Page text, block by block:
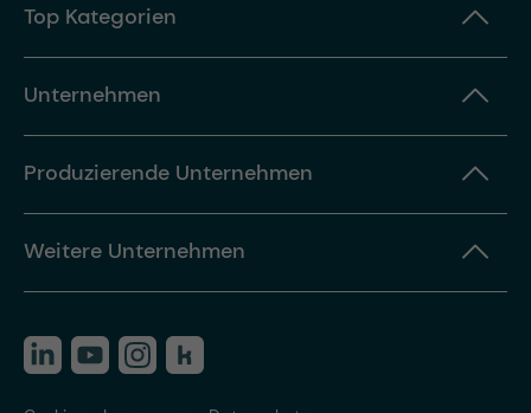
Top Kategorien
Unternehmen
Produzierende Unternehmen
Weitere Unternehmen